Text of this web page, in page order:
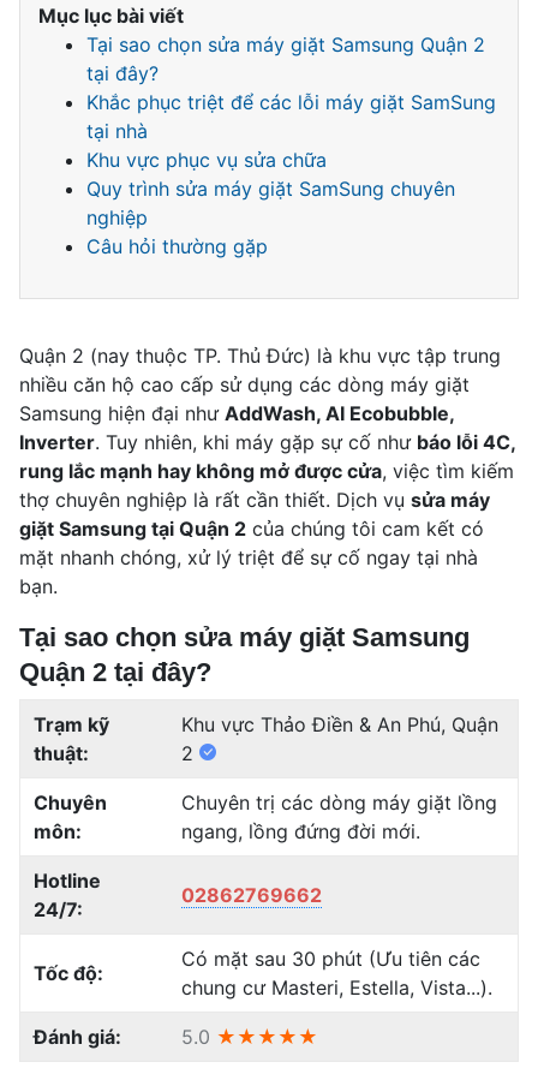
Mục lục bài viết
Tại sao chọn sửa máy giặt Samsung Quận 2
tại đây?
Khắc phục triệt để các lỗi máy giặt SamSung
tại nhà
Khu vực phục vụ sửa chữa
Quy trình sửa máy giặt SamSung chuyên
nghiệp
Câu hỏi thường gặp
Quận 2 (nay thuộc TP. Thủ Đức) là khu vực tập trung
nhiều căn hộ cao cấp sử dụng các dòng máy giặt
Samsung hiện đại như AddWash, AI Ecobubble,
Inverter. Tuy nhiên, khi máy gặp sự cố như báo lỗi 4C,
rung lắc mạnh hay không mở được cửa, việc tìm kiếm
thợ chuyên nghiệp là rất cần thiết. Dịch vụ sửa máy
giặt Samsung tại Quận 2 của chúng tôi cam kết có
mặt nhanh chóng, xử lý triệt để sự cố ngay tại nhà
bạn.
Tại sao chọn sửa máy giặt Samsung
Quận 2 tại đây?
Trạm kỹ
thuật:
Khu vực Thảo Điền & An Phú, Quận
2
Chuyên
môn:
Chuyên trị các dòng máy giặt lồng
ngang, lồng đứng đời mới.
Hotline
24/7:
02862769662
Tốc độ:
Có mặt sau 30 phút (Ưu tiên các
chung cư Masteri, Estella, Vista...).
Đánh giá: 5.0 ★★★★★